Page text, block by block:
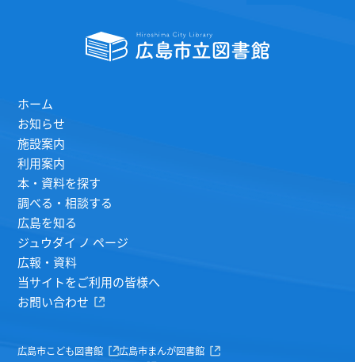
ホーム
お知らせ
施設案内
利用案内
本・資料を探す
調べる・相談する
広島を知る
ジュウダイ ノ ページ
広報・資料
当サイトをご利用の皆様へ
お問い合わせ
広島市こども図書館
広島市まんが図書館